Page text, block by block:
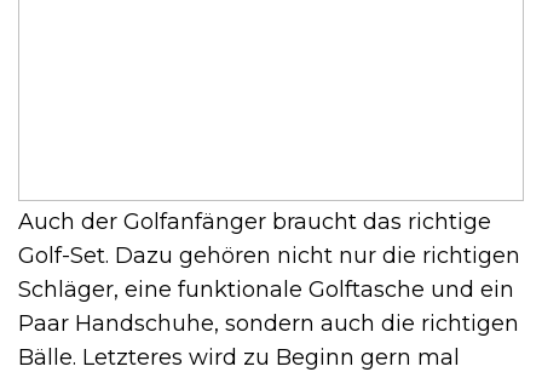
Auch der Golfanfänger braucht das richtige
Golf-Set. Dazu gehören nicht nur die richtigen
Schläger, eine funktionale Golftasche und ein
Paar Handschuhe, sondern auch die richtigen
Bälle. Letzteres wird zu Beginn gern mal